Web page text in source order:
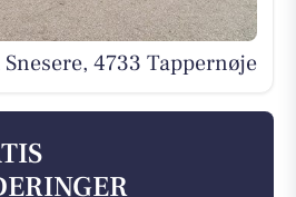
4733 Tappernøje